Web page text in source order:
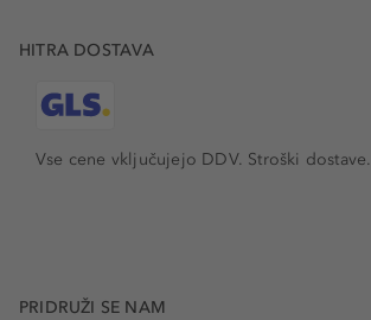
HITRA DOSTAVA
Vse cene vključujejo DDV. Stroški dostave.
PRIDRUŽI SE NAM